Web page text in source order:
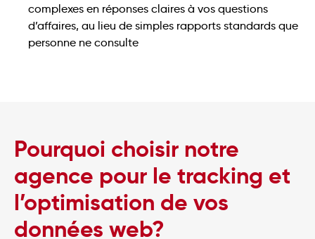
complexes en réponses claires à vos questions
d’affaires, au lieu de simples rapports standards que
personne ne consulte
Pourquoi choisir notre
agence pour le tracking et
l’optimisation de vos
données web?